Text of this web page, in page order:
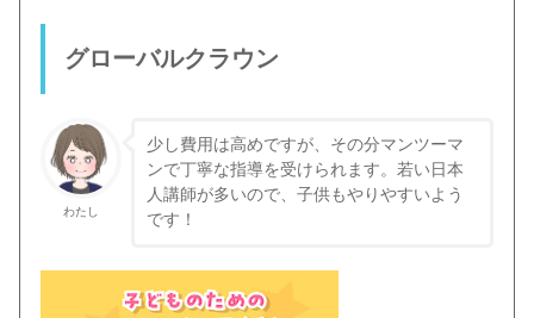
グローバルクラウン
わたし
少し費用は高めですが、その分マンツーマ
ンで丁寧な指導を受けられます。若い日本
人講師が多いので、子供もやりやすいよう
です！